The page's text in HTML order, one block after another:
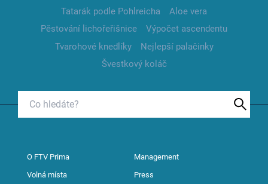
Tatarák podle Pohlreicha
Aloe vera
Pěstování lichořeřišnice
Výpočet ascendentu
Tvarohové knedlíky
Nejlepší palačinky
Švestkový koláč
O FTV Prima Management
Volná místa Press